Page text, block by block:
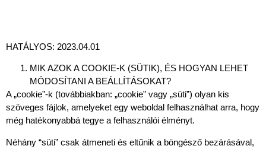
HATÁLYOS: 2023.04.01
MIK AZOK A COOKIE-K (SÜTIK), ÉS HOGYAN LEHET
MÓDOSÍTANI A BEÁLLÍTÁSOKAT?
A „cookie”-k (továbbiakban: „cookie” vagy „süti”) olyan kis
szöveges fájlok, amelyeket egy weboldal felhasználhat arra, hogy
még hatékonyabbá tegye a felhasználói élményt.
Néhány “süti” csak átmeneti és eltűnik a böngésző bezárásával,